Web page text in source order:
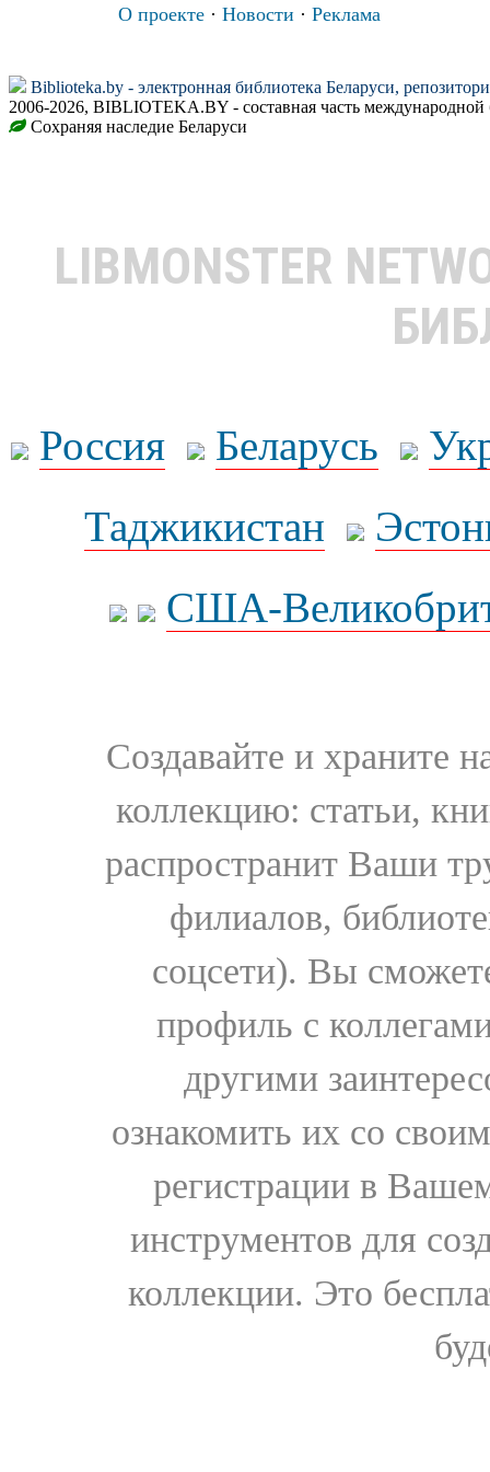
О проекте · Новости · Реклама
Biblioteka.by - электронная библиотека Беларуси,
2006-2026, BIBLIOTEKA.BY - составная часть
Сохраняя наследие Беларуси
LIBMONSTER
Россия Беларусь
Таджикистан
США-
Создавайте и храните
коллекцию: статьи,
распространит Ваши
филиалов,
соцсети). Вы
профиль с
другими
ознакомить их со
регистрации в
инструментов для
коллекции. Это